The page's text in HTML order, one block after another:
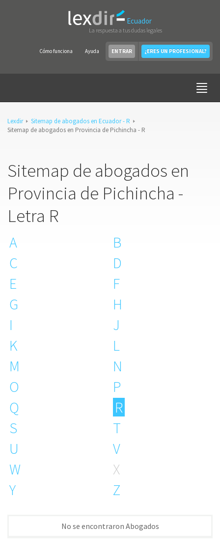
Ecuador
La respuesta a tus dudas legales
Cómo funciona Ayuda ENTRAR ¿ERES UN PROFESIONAL?
Lexdir
Sitemap de abogados en Ecuador - R
Sitemap de abogados en Provincia de Pichincha - R
Sitemap de abogados en
Provincia de Pichincha -
Letra R
A
B
C
D
E
F
G
H
I
J
K
L
M
N
O
P
Q
R
S
T
U
V
W
X
Y
Z
No se encontraron Abogados